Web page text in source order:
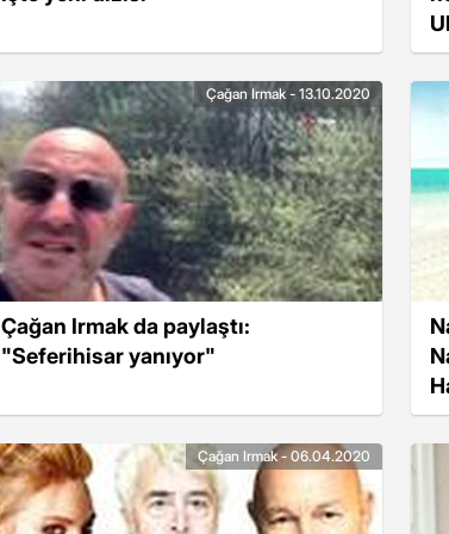
Çağan Irmak da paylaştı:
"Seferihisar yanıyor"
Çağan Irmak - 13.10.2020
Çağan Irmak - 06.04.2020